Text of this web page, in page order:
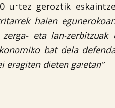
urtez geroztik
haien
eta lan-zerbitzuak
bat dela
eragiten dieten gaietan”